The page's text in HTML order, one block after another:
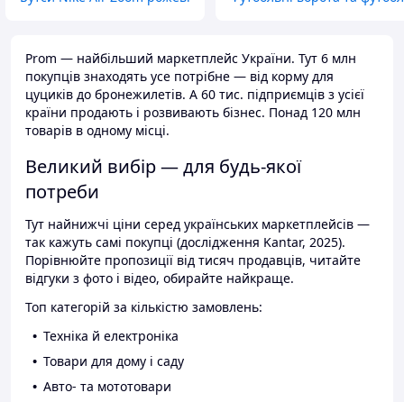
Prom — найбільший маркетплейс України. Тут 6 млн
покупців знаходять усе потрібне — від корму для
цуциків до бронежилетів. А 60 тис. підприємців з усієї
країни продають і розвивають бізнес. Понад 120 млн
товарів в одному місці.
Великий вибір — для будь-якої
потреби
Тут найнижчі ціни серед українських маркетплейсів —
так кажуть самі покупці (дослідження Kantar, 2025).
Порівнюйте пропозиції від тисяч продавців, читайте
відгуки з фото і відео, обирайте найкраще.
Топ категорій за кількістю замовлень:
Техніка й електроніка
Товари для дому і саду
Авто- та мототовари